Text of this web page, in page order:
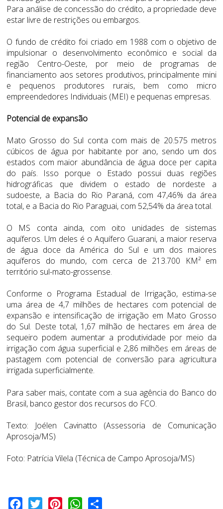
Para análise de concessão do crédito, a propriedade deve
estar livre de restrições ou embargos.
O fundo de crédito foi criado em 1988 com o objetivo de
impulsionar o desenvolvimento econômico e social da
região Centro-Oeste, por meio de programas de
financiamento aos setores produtivos, principalmente mini
e pequenos produtores rurais, bem como micro
empreendedores Individuais (MEI) e pequenas empresas.
Potencial de expansão
Mato Grosso do Sul conta com mais de 20.575 metros
cúbicos de água por habitante por ano, sendo um dos
estados com maior abundância de água doce per capita
do país. Isso porque o Estado possui duas regiões
hidrográficas que dividem o estado de nordeste a
sudoeste, a Bacia do Rio Paraná, com 47,46% da área
total, e a Bacia do Rio Paraguai, com 52,54% da área total.
O MS conta ainda, com oito unidades de sistemas
aquíferos. Um deles é o Aquífero Guarani, a maior reserva
de água doce da América do Sul e um dos maiores
aquíferos do mundo, com cerca de 213.700 KM² em
território sul-mato-grossense.
Conforme o Programa Estadual de Irrigação, estima-se
uma área de 4,7 milhões de hectares com potencial de
expansão e intensificação de irrigação em Mato Grosso
do Sul. Deste total, 1,67 milhão de hectares em área de
sequeiro podem aumentar a produtividade por meio da
irrigação com água superficial e 2,86 milhões em áreas de
pastagem com potencial de conversão para agricultura
irrigada superficialmente.
Para saber mais, contate com a sua agência do Banco do
Brasil, banco gestor dos recursos do FCO.
Texto: Joélen Cavinatto (Assessoria de Comunicação
Aprosoja/MS)
Foto: Patrícia Vilela (Técnica de Campo Aprosoja/MS)
Facebook
Twitter PinterestWhatsApp